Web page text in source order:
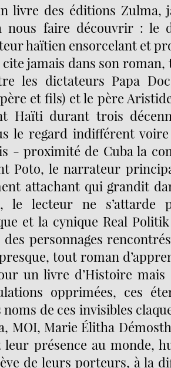
livre des éditions Zulma,
nous faire découvrir : le
haïtien ensorcelant et
cite jamais dans son
les dictateurs Papa
et fils) et le père
Haïti durant trois
le regard indifférent
- proximité de Cuba la
Poto, le narrateur
attachant qui grandit
le lecteur ne
et la cynique Real
personnages
tout roman
un livre d’Histoire
opprimées, ces
noms de ces invisibles
MOI, Marie Élitha
présence au monde,
de leurs porteurs, à la